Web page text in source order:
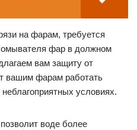
на фарам, требуется
фар в должном
вам защиту от
вашим фарам работать
условиях.
воде более